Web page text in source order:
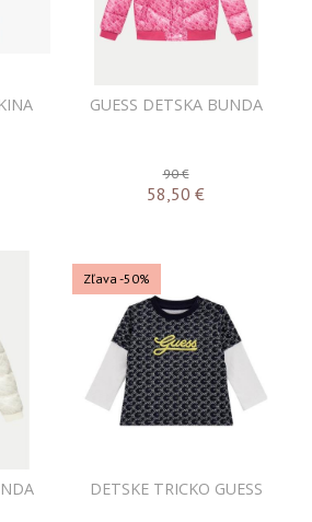
GUESS DETSKA BUNDA
90 €
58,50 €
Zľava -50%
DETSKE TRICKO GUESS